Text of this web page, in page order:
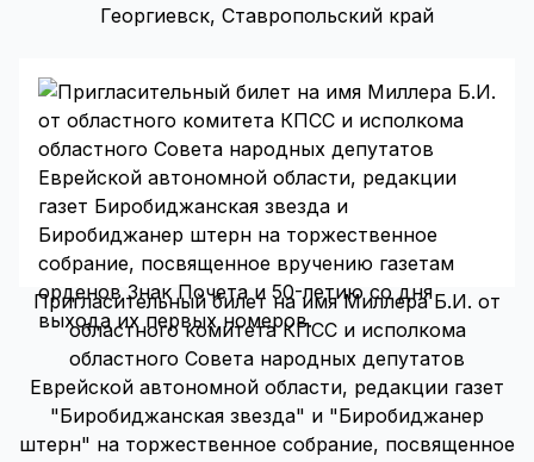
Георгиевск, Ставропольский край
Пригласительный билет на имя Миллера Б.И. от
областного комитета КПСС и исполкома
областного Совета народных депутатов
Еврейской автономной области, редакции газет
"Биробиджанская звезда" и "Биробиджанер
штерн" на торжественное собрание, посвященное